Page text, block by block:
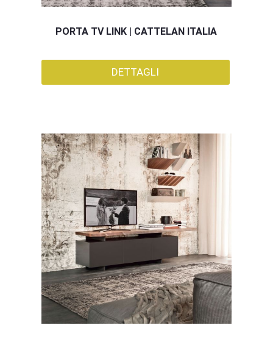
PORTA TV LINK | CATTELAN ITALIA
DETTAGLI